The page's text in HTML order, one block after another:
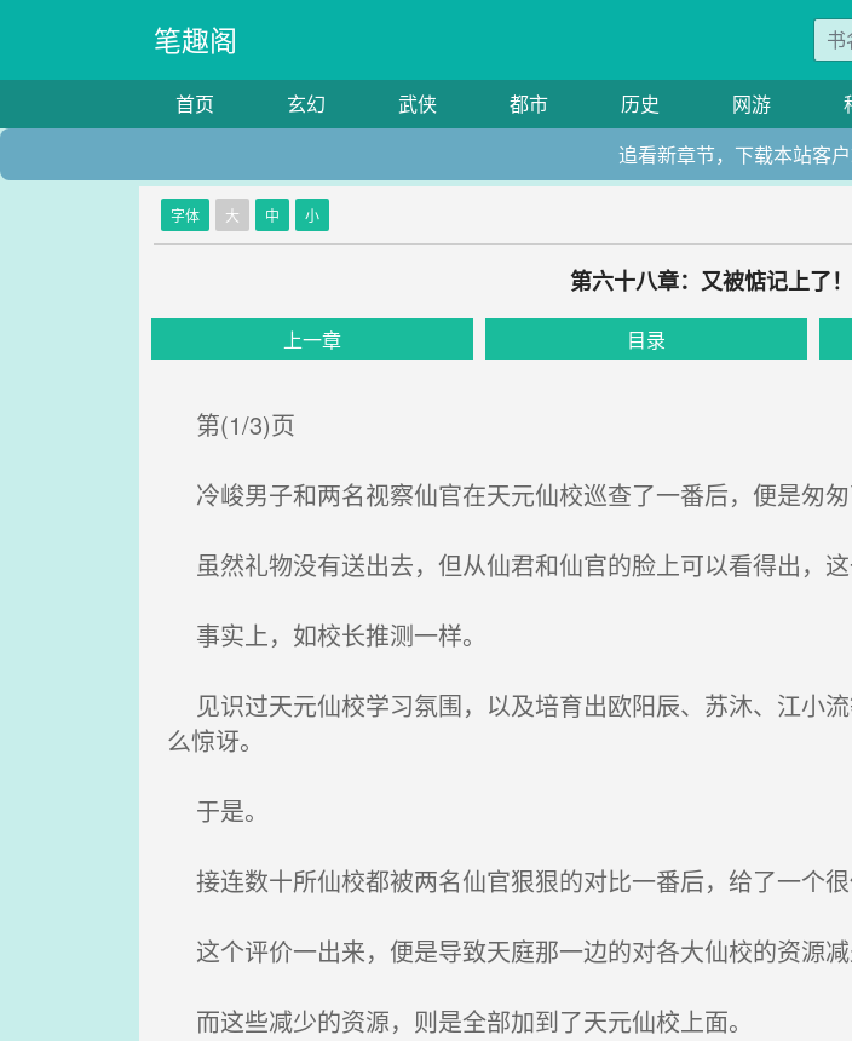
笔趣阁
首页 玄幻 武侠 都市 历史 网游
追看新章节，下载本站客
字体 大 中 小
第六十八章：又被惦记上了
上一章 目录
第(1/3)页
冷峻男子和两名视察仙官在天元仙校巡查了一番后，便是匆
虽然礼物没有送出去，但从仙君和仙官的脸上可以看得出，这
事实上，如校长推测一样。
见识过天元仙校学习氛围，以及培育出欧阳辰、苏沐、江小
么惊讶。
于是。
接连数十所仙校都被两名仙官狠狠的对比一番后，给了一个很
这个评价一出来，便是导致天庭那一边的对各大仙校的资源减
而这些减少的资源，则是全部加到了天元仙校上面。